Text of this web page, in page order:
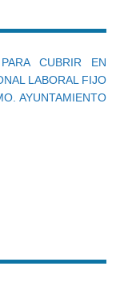
CUBRIR EN
LABORAL FIJO
AYUNTAMIENTO